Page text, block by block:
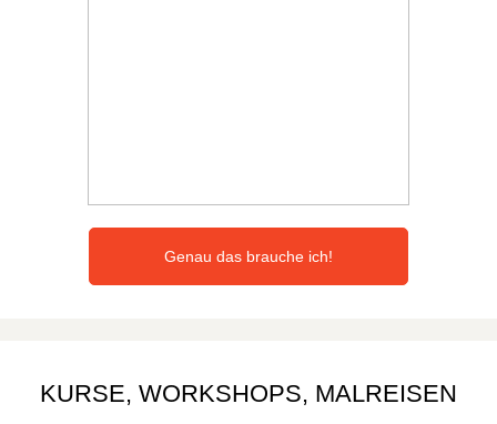
Genau das brauche ich!
KURSE, WORKSHOPS, MALREISEN